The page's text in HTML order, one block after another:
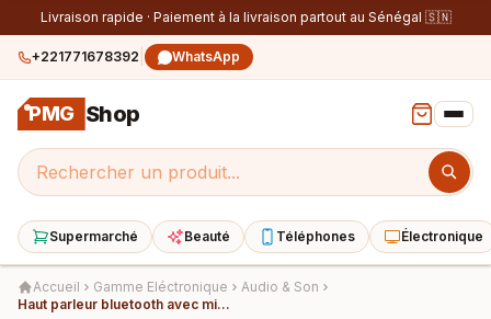
Livraison rapide · Paiement à la livraison partout au Sénégal 🇸🇳
+221771678392 WhatsApp
PMG Shop
Supermarché Beauté Téléphones Électronique
Accueil Gamme Eléctronique
Audio & Son
Haut parleur bluetooth avec micro sans fil k12- Faites Vibrer Vos Soirées avec un Son Puissant et des Lumières Dynamiques !